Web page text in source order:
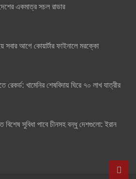
একমাত্র সচল রাডার
সবার আগে কোয়ার্টার ফাইনালে মরক্কো
রেকর্ড: খামেনির শেষবিদায় ঘিরে ৭০ লাখ যাত্রীর
বিশেষ সুবিধা পাবে চীনসহ বন্ধু দেশগুলো: ইরান